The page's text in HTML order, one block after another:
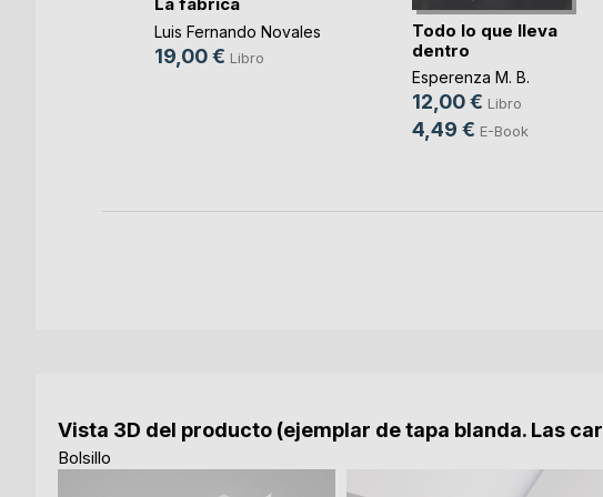
La fábrica
Luis Fernando Novales
19,00 € Libro
Todo lo que lleva
dentro
Esperenza M. B.
12,00 € Libro
4,49 € E-Book
Vista 3D del producto (ejemplar de tapa blanda. Las
Bolsillo